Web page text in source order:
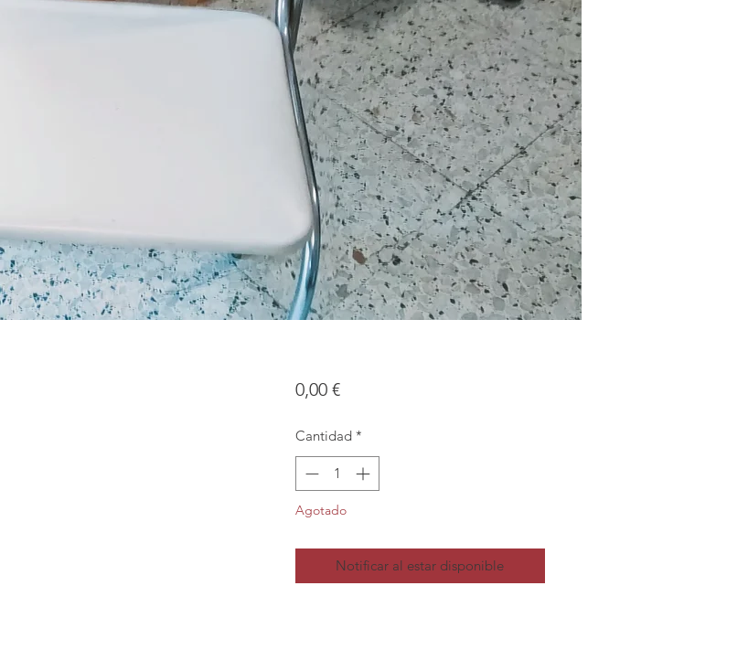
0,00 €Precio
Cantidad *
Agotado
Notificar al estar disponible